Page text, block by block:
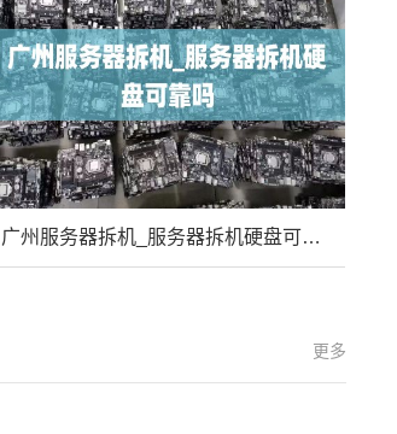
广州服务器拆机_服务器拆机硬盘可靠吗
更多